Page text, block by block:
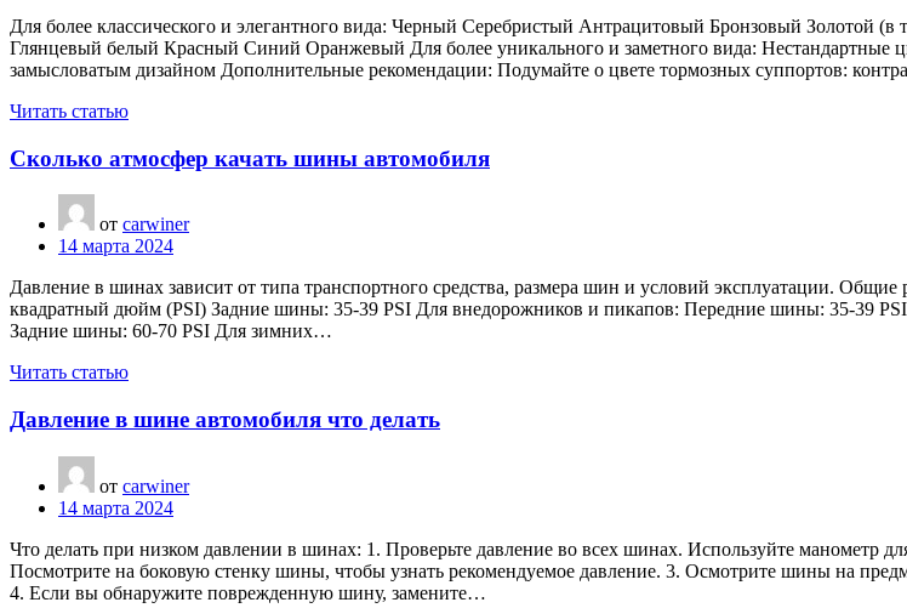
Для более классического и элегантного вида: Черный Серебристый Антрацитовый Бронзовый Золотой
Глянцевый белый Красный Синий Оранжевый Для более уникального и заметного вида:
замысловатым дизайном Дополнительные рекомендации: Подумайте о цвете тормозных суппортов:
Читать статью
Сколько атмосфер качать шины автомобиля
от carwiner
14 марта 2024
Давление в шинах зависит от типа транспортного средства, размера шин и условий эксплуатации.
квадратный дюйм (PSI) Задние шины: 35-39 PSI Для внедорожников и пикапов: Передние шины: 35-39
Задние шины: 60-70 PSI Для зимних…
Читать статью
Давление в шине автомобиля что делать
от carwiner
14 марта 2024
Что делать при низком давлении в шинах: 1. Проверьте давление во всех шинах. Используйте манометр
Посмотрите на боковую стенку шины, чтобы узнать рекомендуемое давление. 3. Осмотрите шины на
4. Если вы обнаружите поврежденную шину, замените…